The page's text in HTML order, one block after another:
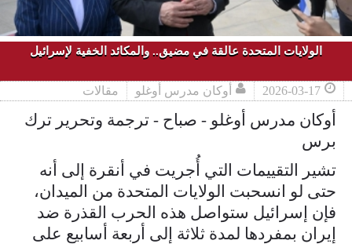
الولايات المتحدة عالقة في مضيق.. والمكائد الخفية لإسرائيل
2026-03-17 أوكان مدرس أوغلو مقالات
أوكان مدرس أوغلو - صباح - ترجمة وتحرير ترك
برس
تشير التقييمات التي أُجريت في أنقرة إلى أنه
حتى لو انسحبت الولايات المتحدة من الميدان،
فإن إسرائيل ستواصل هذه الحرب القذرة ضد
إيران بمفردها لمدة ثلاثة إلى أربعة أسابيع على